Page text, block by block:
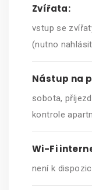
Zvířata:
vstup se
(nutno
Nástup na
sobota,
kontrole
Wi-Fi
není k